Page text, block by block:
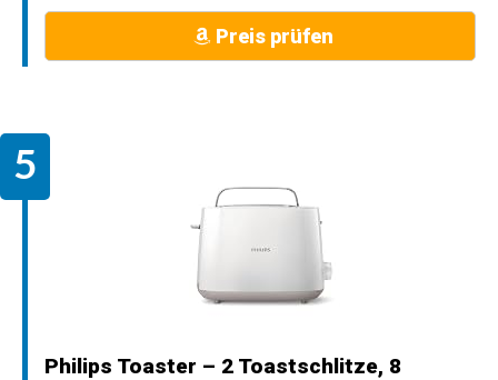
Preis prüfen
Philips Toaster – 2 Toastschlitze, 8